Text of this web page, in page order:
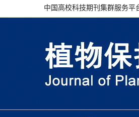
中国高校科技期刊集群服务平